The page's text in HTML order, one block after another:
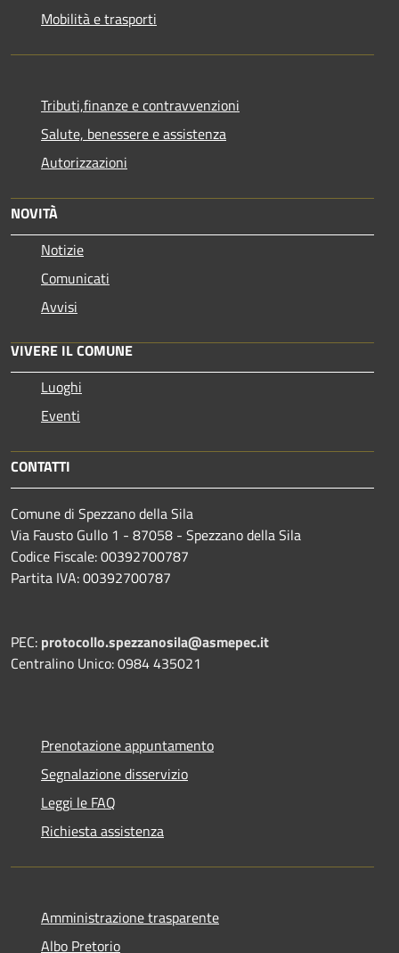
Mobilità e trasporti
Tributi,finanze e contravvenzioni
Salute, benessere e assistenza
Autorizzazioni
NOVITÀ
Notizie
Comunicati
Avvisi
VIVERE IL COMUNE
Luoghi
Eventi
CONTATTI
Comune di Spezzano della Sila
Via Fausto Gullo 1 - 87058 - Spezzano della Sila
Codice Fiscale: 00392700787
Partita IVA: 00392700787
PEC: protocollo.spezzanosila@asmepec.it
Centralino Unico: 0984 435021
Prenotazione appuntamento
Segnalazione disservizio
Leggi le FAQ
Richiesta assistenza
Amministrazione trasparente
Albo Pretorio